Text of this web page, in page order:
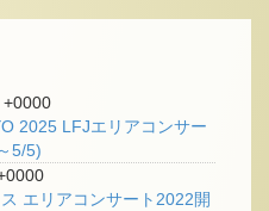
2025 LFJエリアコンサー
5/5)
エリアコンサート2022開